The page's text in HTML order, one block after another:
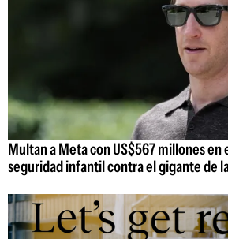
Multan a Meta con US$567 millones en
seguridad infantil contra el gigante de